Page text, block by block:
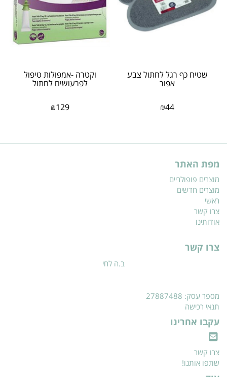
שטיח כף רגל לחתול צבע
אפור
₪44
וקטרה -אמפולות טיפול
לפרעושים לחתול
₪129
מפת האתר
מוצרים פופולריים
מוצרים חדשים
ראשי
צרו קשר
אודותינו
צרו קשר
ב.ה לחי
מספר עסק: 27887488
תנאי רכישה
עקבו אחרינו
צרו קשר
שתפו אותנו!